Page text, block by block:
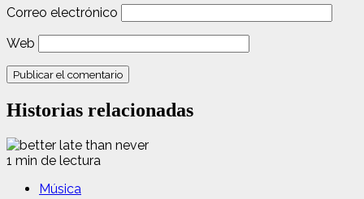
Correo electrónico
Web
Historias relacionadas
1 min de lectura
Música